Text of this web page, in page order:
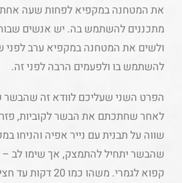
את המטחנה במקפיא לפחות שעה
מתכננים להשתמש בה. יש אנשים
ולשים את המטחנה במקפיא ערב לפני
להשתמש בו ולפעמים הרבה לפני זה.
הפרט השני שעליכם לוודא זה
לאחר שחתכתם את הבשר לקוביות,
שווה על תבנית עם נייר אפיה והניחו
שהבשר יתחיל להתמצק, אך שימו לב
קפוא לגמרי. משהו כמו